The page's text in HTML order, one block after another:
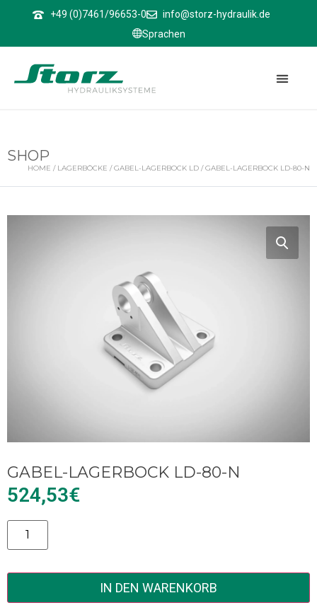
+49 (0)7461/96653-0
info@storz-hydraulik.de
Sprachen
SHOP
HOME / LAGERBÖCKE /GABEL-LAGERBOCK LD / GABEL-LAGERBOCK LD-80-N
GABEL-LAGERBOCK LD-80-N
524,53€
Alternative:
IN DEN WARENKORB